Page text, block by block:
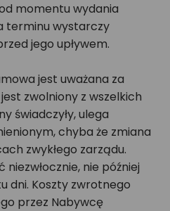
momentu wydania
terminu wystarczy
jego upływem.
jest uważana za
zwolniony z wszelkich
świadczyły, ulega
chyba że zmiana
zwykłego zarządu.
nie później
dni. Koszty zwrotnego
przez Nabywcę